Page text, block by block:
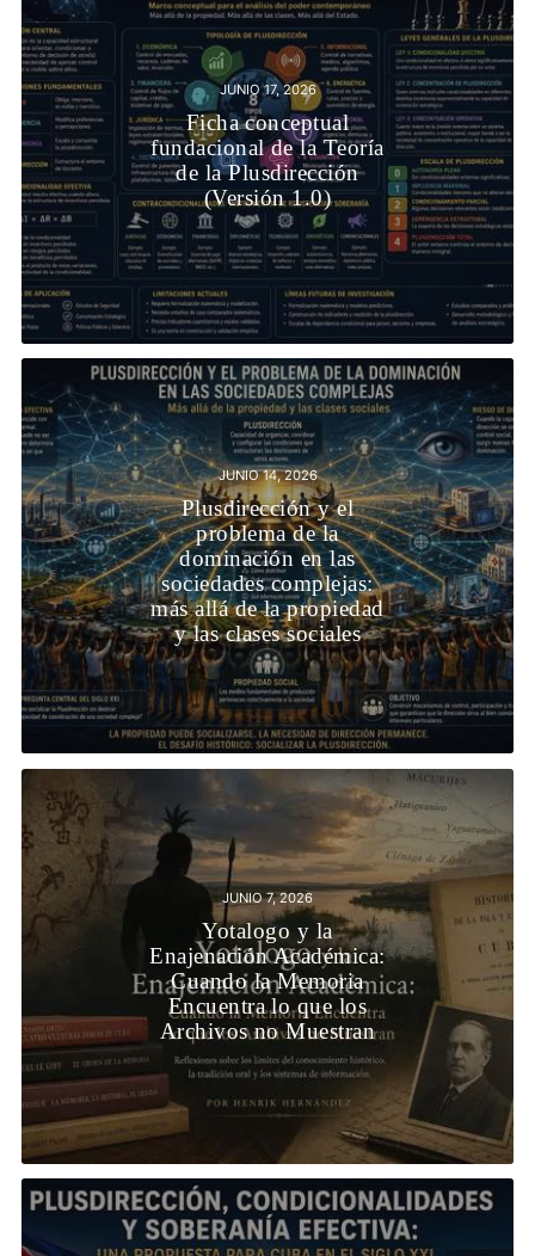
JUNIO 17, 2026
Ficha conceptual
fundacional de la Teoría
de la Plusdirección
(Versión 1.0)
JUNIO 14, 2026
Plusdirección y el
problema de la
dominación en las
sociedades complejas:
más allá de la propiedad
y las clases sociales
JUNIO 7, 2026
Yotalogo y la
Enajenación Académica:
Cuando la Memoria
Encuentra lo que los
Archivos no Muestran